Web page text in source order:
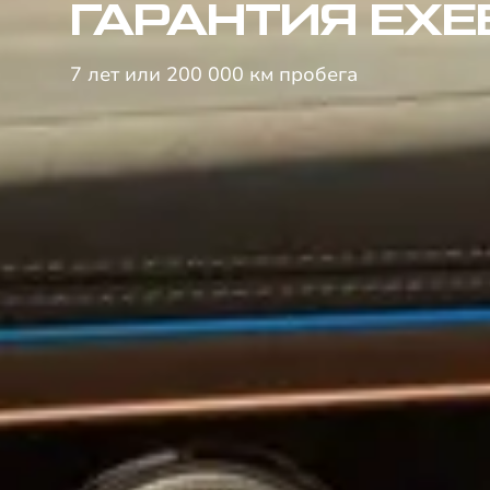
ГАРАНТИЯ
7 лет или 200 000 км пробега